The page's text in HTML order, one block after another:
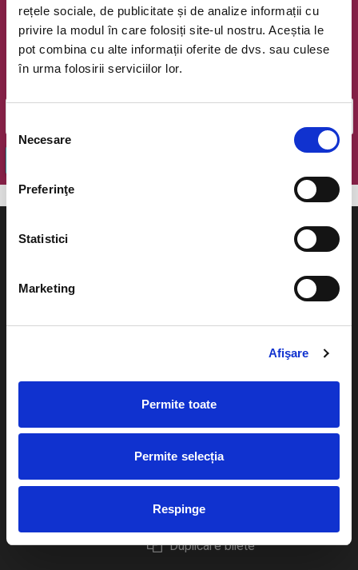
rețele sociale, de publicitate și de analize informații cu
privire la modul în care folosiți site-ul nostru. Aceștia le
pot combina cu alte informații oferite de dvs. sau culese
în urma folosirii serviciilor lor.
consimțământului
Necesare
Preferinţe
Statistici
Marketing
Afişare
Permite toate
Permite selecția
Respinge
Newsletter @ Bilete.ro
Oferte exclusive si o editie saptamanala cu cele mai noi
evenimente.
Cum comand bilete?
Plata online sau cash
eBilet printat acasa
Livrare prin curier
Returnare bilete
Duplicare bilete
Evenimente
festivaluri
Pentru copii